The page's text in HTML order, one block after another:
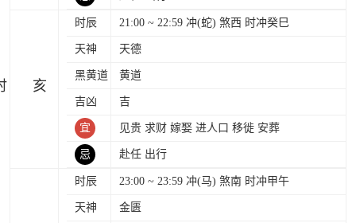
时辰 21:00 ~ 22:59 冲(蛇) 煞西 时冲癸巳
天神 天德
黑黄道 黄道
吉凶 吉
宜 见贵 求财 嫁娶 进人口 移徙 安葬
忌 赴任 出行
时辰 23:00 ~ 23:59 冲(马) 煞南 时冲甲午
天神 金匮